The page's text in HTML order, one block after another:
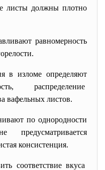
листы должны плотно
равномерность
в изломе определяют
распределение
вафельных листов.
по однородности
предусматривается
консистенция.
соответствие вкуса